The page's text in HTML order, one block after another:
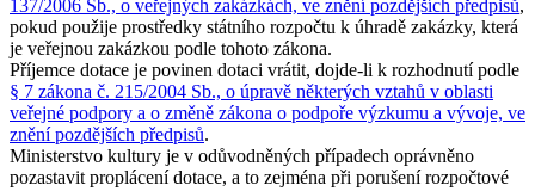
137/2006 Sb., o veřejných zakázkách, ve znění pozdějších předpisů,
pokud použije prostředky státního rozpočtu k úhradě zakázky, která
je veřejnou zakázkou podle tohoto zákona.
Příjemce dotace je povinen dotaci vrátit, dojde-li k rozhodnutí podle
§ 7 zákona č. 215/2004 Sb., o úpravě některých vztahů v oblasti
veřejné podpory a o změně zákona o podpoře výzkumu a vývoje, ve
znění pozdějších předpisů.
Ministerstvo kultury je v odůvodněných případech oprávněno
pozastavit proplácení dotace, a to zejména při porušení rozpočtové